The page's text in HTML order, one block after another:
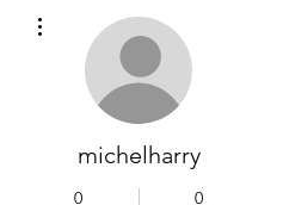
michelharry
0 0